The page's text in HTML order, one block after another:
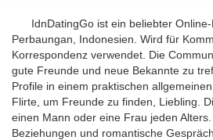
IdnDatingGo ist ein beliebter
Perbaungan, Indonesien. Wird für
Korrespondenz verwendet. Die
gute Freunde und neue Bekannte zu
Profile in einem praktischen
Flirte, um Freunde zu finden, Liebling.
einen Mann oder eine Frau jeden
Beziehungen und romantische